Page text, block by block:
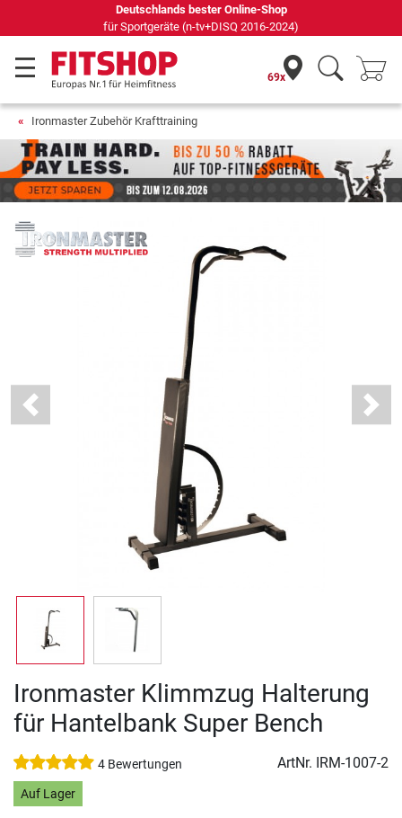
Deutschlands bester Online-Shop
für Sportgeräte (n-tv+DISQ 2016-2024)
69x
Ironmaster Zubehör Krafttraining
Previous Next
Ironmaster Klimmzug Halterung
für Hantelbank Super Bench
4 Bewertungen ArtNr. IRM-1007-2
Auf Lager